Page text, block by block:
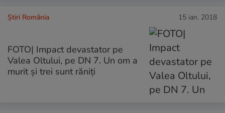
Știri România 15 ian. 2018
FOTO| Impact devastator pe
Valea Oltului, pe DN 7. Un om a
murit și trei sunt răniți